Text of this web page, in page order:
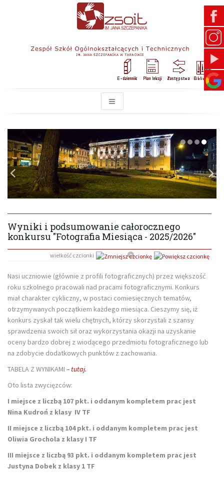
Wyniki i podsumowanie całorocznego
konkursu "Fotografia Miesiąca - 2025/2026"
wielkość czcionki
Nasi uczniowie (głównie z profili fotograficznych) przez większość
roku szkolnego pracowali nad pracami fotograficznymi. Konkurs
miał charakter cykliczny, w postaci comiesięcznych tematów,
otrzymywanych początkiem każdego miesiąca. Cieszymy się, iż
konkurs zyskał tak wielu chętnych, którzy skorzystali z szansy
sprawdzenia swoich sił oraz wykorzystania okazji na uzyskanie
oceny bardzo dobrej z wiodącego przedmiotu fotograficznego lub
na zdobycie dodatkowych punktów z zachowania.
TABELA Z WYNIKAMI – tutaj.
Oto lista zwycięzców:
I miejsce z liczbą 107 pkt. i oddanym kompletem prac jest
Nina Kudroń z klasy IV TF
II miejsce z liczbą 104 pkt. i oddanym kompletem prac jest
Oliwia Grochola z klasy I TF
III miejsce z liczbą 93 pkt. i oddanym kompletem prac jest
Justyna Dobek z klasy 1 TF